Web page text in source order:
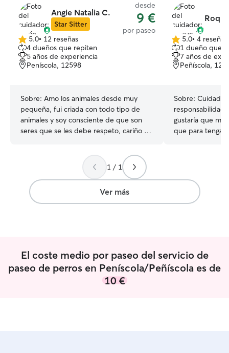
Angie Natalia C.
Star Sitter
desde
9 €
por paseo
5.0
de
5
estrellas
5.0• 12 reseñas
4 dueños que repiten
5 años de experiencia
Peníscola, 12598
Sobre: Amo los animales desde muy
pequeña, fui criada con todo tipo de
animales y soy consciente de que son
seres que se les debe respeto, cariño y
tengo disponibilidad total de tiempo
para el cuidado de mascotas, soy
cariñosa y me encantan los animales,
seria el trabajo perfecto para mi Tengo
una terraza muy amplia y un parque en
5.0
de
5
estrellas
5.0• 4 reseñas
1 dueño que
7 años de
Peñíscola,
Sobre: Cuidado
responsabilidad
gustaría que me
que para tengan
me gustan En la casa donde vivió hay
mucho espacio
estén no tengan
1 / 1
Ver más
El coste medio por paseo del servicio de
paseo de perros en Peníscola/Peñíscola es de
10 €